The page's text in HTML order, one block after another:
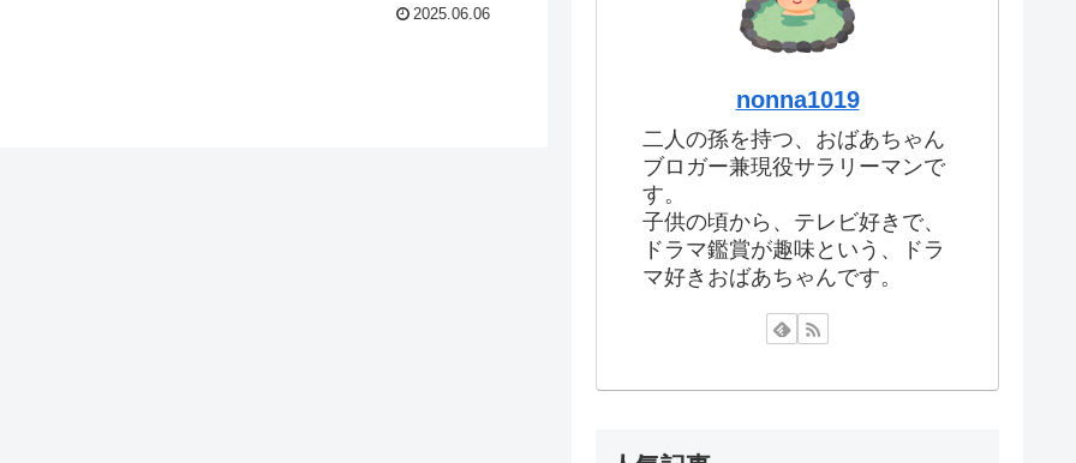
2025.06.06
nonna1019
二人の孫を持つ、おばあちゃん
ブロガー兼現役サラリーマンで
す。
子供の頃から、テレビ好きで、
ドラマ鑑賞が趣味という、ドラ
マ好きおばあちゃんです。